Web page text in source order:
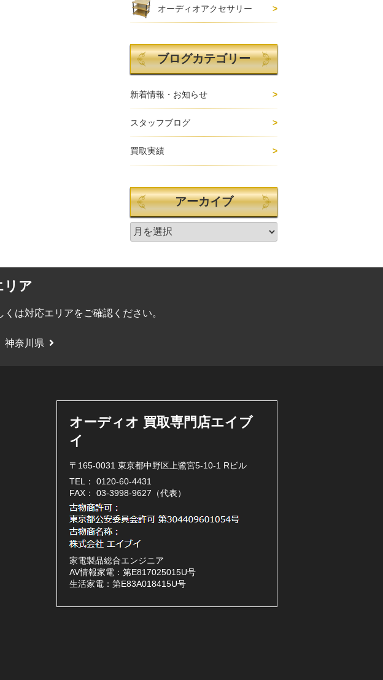
オーディオアクセサリー
ブログカテゴリー
新着情報・お知らせ
スタッフブログ
買取実績
アーカイブ
リア
くは対応エリアをご確認ください。
神奈川県
オーディオ 買取専門店エイブ
イ
〒165-0031 東京都中野区上鷺宮5-10-1 Rビル
TEL： 0120-60-4431
FAX： 03-3998-9627（代表）
家電製品総合エンジニア
AV情報家電：第E817025015U号
生活家電：第E83A018415U号